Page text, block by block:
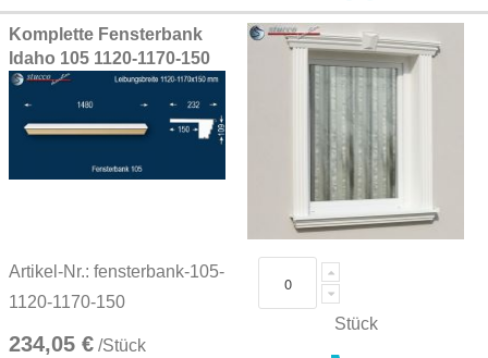
Komplette Fensterbank
Idaho 105 1120-1170-150
Artikel-Nr.: fensterbank-105-
1120-1170-150
234,05 € /Stück
Stück